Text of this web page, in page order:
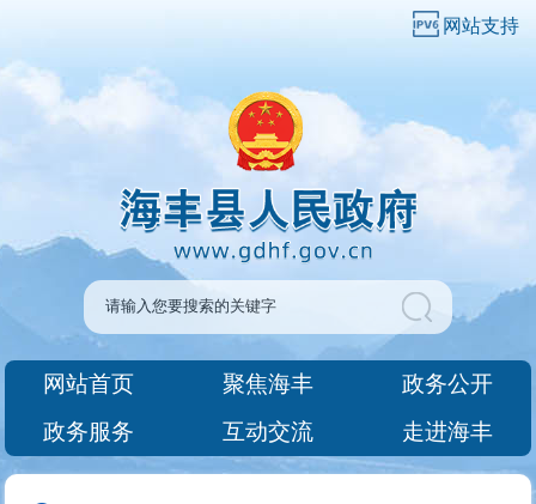
网站支持
网站首页 聚焦海丰
政务公开
政务服务
互动交流 走进海丰